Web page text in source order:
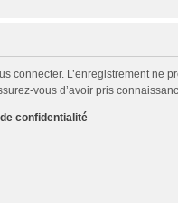
connecter. L’enregistrement
vous d’avoir pris
confidentialité